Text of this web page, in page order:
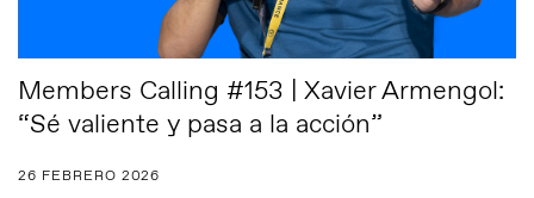
Members Calling #153 | Xavier Armengol:
“Sé valiente y pasa a la acción”
26 FEBRERO 2026